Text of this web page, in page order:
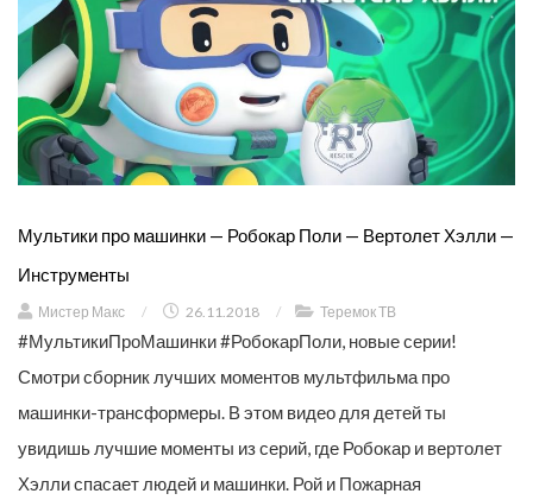
Мультики про машинки — Робокар Поли — Вертолет Хэлли —
Инструменты
Мистер Макс / 26.11.2018 / Теремок ТВ
#МультикиПроМашинки #РобокарПоли, новые серии!
Смотри сборник лучших моментов мультфильма про
машинки-трансформеры. В этом видео для детей ты
увидишь лучшие моменты из серий, где Робокар и вертолет
Хэлли спасает людей и машинки. Рой и Пожарная